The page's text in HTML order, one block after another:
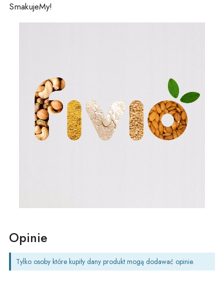
SmakujeMy!
Opinie
Tylko osoby które kupiły dany produkt mogą dodawać opinie.